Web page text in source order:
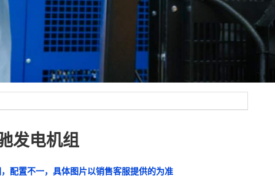
发电机组
配置不一，具体图片以销售客服提供的为准